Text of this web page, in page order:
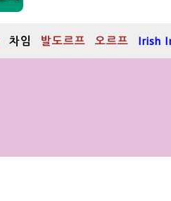
차임 발도르프 오르프 Irish